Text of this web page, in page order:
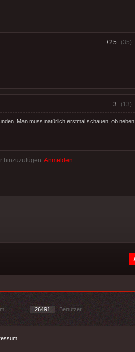
+25 (35)
+3 (13)
Man muss natürlich erstmal schauen, ob neben
hinzuzufügen. Anmelden
26491 Benutzer